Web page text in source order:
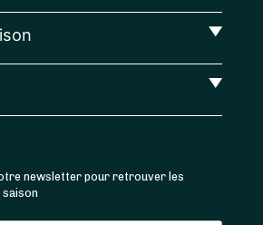
newsletter pour retrouver les